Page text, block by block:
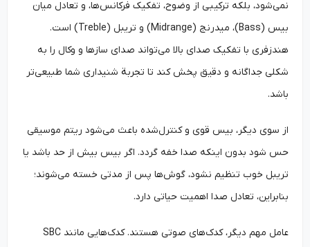
نمی‌شود، بلکه ترکیبی از وضوح، تفکیک فرکانس‌ها، و تعادل میان
بیس (Bass)، میدرنج (Midrange) و تریبل (Treble) است.
هندزفری با تفکیک صدای بالا می‌تواند صدای سازها و وکال را به
شکلی جداگانه و دقیق پخش کند تا تجربة شنیداری شما طبیعی‌تر
از سوی دیگر، بیس قوی و کنترل‌شده باعث می‌شود ریتم موسیقی
حس شود بدون اینکه صدا خفه گردد. اگر بیس بیش ‌از حد باشد یا
تریبل خوب تنظیم نشود، گوش‌ها پس از مدتی خسته می‌شوند؛
بنابراین، تعادل صدا اهمیت حیاتی دارد.
عامل مهم دیگر، کدک‌های صوتی هستند. کدک‌هایی مانند SBC